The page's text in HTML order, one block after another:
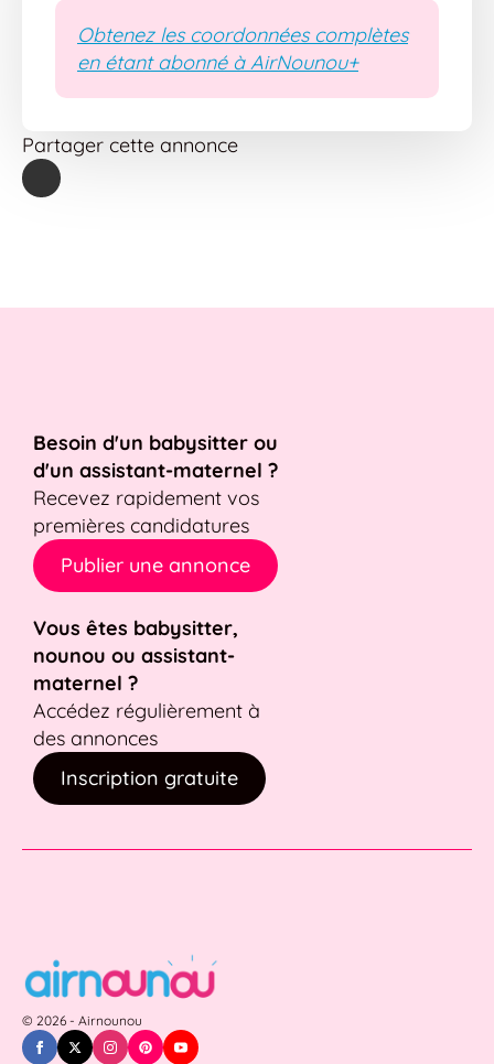
Obtenez les coordonnées complètes
en étant abonné à AirNounou+
Partager cette annonce
Besoin d'un babysitter ou
d'un assistant-maternel ?
Recevez rapidement vos
premières candidatures
Publier une annonce
Vous êtes babysitter,
nounou ou assistant-
maternel ?
Accédez régulièrement à
des annonces
Inscription gratuite
© 2026 - Airnounou